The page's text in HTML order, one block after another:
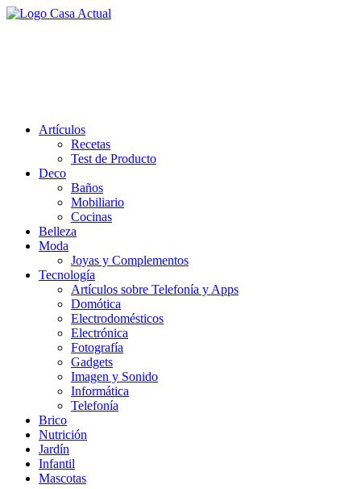
Saltar
Artículos
Recetas
Test de Producto
Deco
Baños
Mobiliario
Cocinas
Belleza
Moda
Joyas y Complementos
Tecnología
Artículos sobre Telefonía y Apps
Domótica
Electrodomésticos
Electrónica
Fotografía
Gadgets
Imagen y Sonido
Informática
Telefonía
Brico
Nutrición
Jardín
Infantil
Mascotas